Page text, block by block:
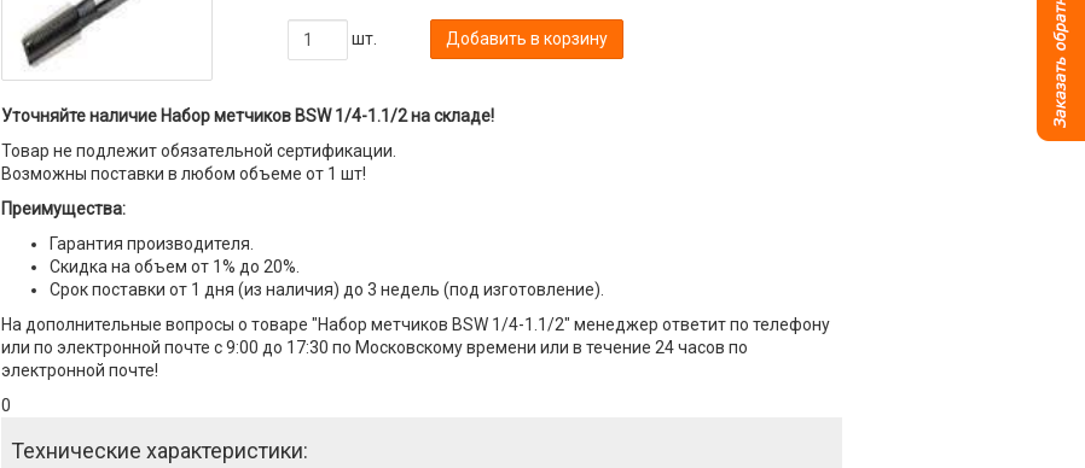
шт. Добавить в корзину
Уточняйте наличие Набор метчиков BSW 1/4-1.1/2 на складе!
Товар не подлежит обязательной сертификации.
Возможны поставки в любом объеме от 1 шт!
Преимущества:
Гарантия производителя.
Скидка на объем от 1% до 20%.
Срок поставки от 1 дня (из наличия) до 3 недель (под изготовление).
На дополнительные вопросы о товаре "Набор метчиков BSW 1/4-1.1/2" менеджер ответит по телефону
или по электронной почте с 9:00 до 17:30 по Московскому времени или в течение 24 часов по
электронной почте!
0
Технические характеристики: